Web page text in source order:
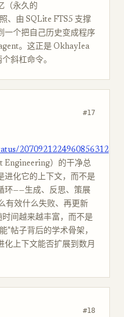
（永久的
、由 SQLite FTS5 支撑
一个把自己历史变成程序
。这正是 OkhayIea
斜杠命令。
#17
2070921224960856312
Engineering）的干净总
进化它的上下文，而不是
环——生成、反思、策展
有效什么失败、再更新
间越来越丰富，而不是
"帖子背后的学术骨架，
化上下文能否扩展到数月
#18